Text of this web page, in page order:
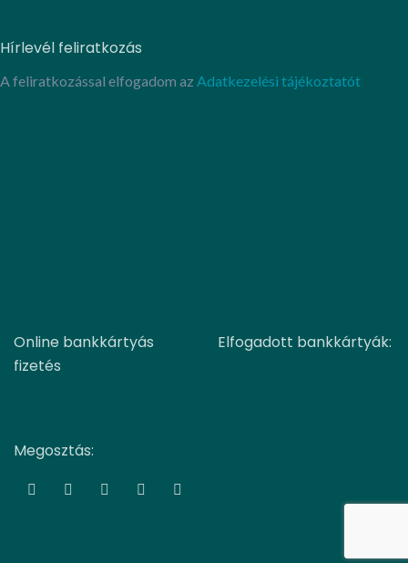
Hírlevél feliratkozás
A feliratkozással elfogadom az Adatkezelési tájékoztatót
Online bankkártyás
fizetés
Elfogadott bankkártyák:
Megosztás: